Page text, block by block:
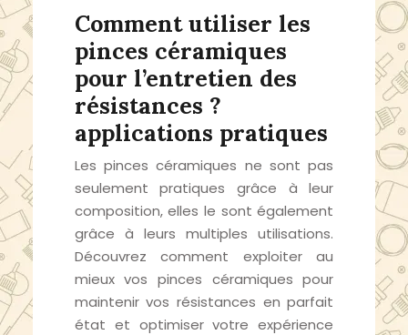
Comment utiliser les
pinces céramiques
pour l’entretien des
résistances ?
applications pratiques
Les pinces céramiques ne sont pas
seulement pratiques grâce à leur
composition, elles le sont également
grâce à leurs multiples utilisations.
Découvrez comment exploiter au
mieux vos pinces céramiques pour
maintenir vos résistances en parfait
état et optimiser votre expérience